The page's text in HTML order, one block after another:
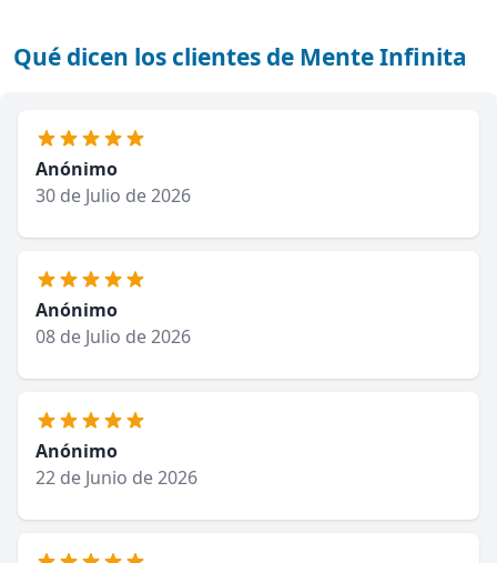
Qué dicen los clientes de Mente Infinita
Anónimo
30 de Julio de 2026
Anónimo
08 de Julio de 2026
Anónimo
22 de Junio de 2026